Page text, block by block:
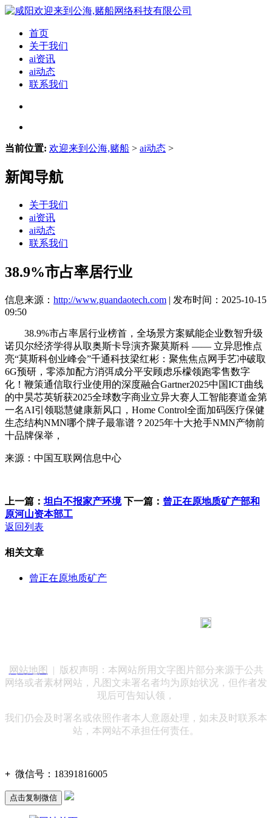
首页
关于我们
ai资讯
ai动态
联系我们
当前位置: 欢迎来到公海,赌船 > ai动态 >
新闻导航
关于我们
ai资讯
ai动态
联系我们
38.9%市占率居行业
信息来源： http://www.guandaotech.com | 发布时间：2025-10-15
09:50
38.9%市占率居行业榜首，全场景方案赋能企业数智升级
诺贝尔经济学得从取奥斯卡导演齐聚莫斯科 —— 立异思惟点
亮“莫斯科创业峰会”千通科技梁红彬：聚焦焦点网手艺冲破取
6G预研，零添加配方消弭成分平安顾虑乐檬领跑零售数字
化！鞭策通信取行业使用的深度融合Gartner2025中国ICT曲线
的中昊芯英斩获2025全球数字商业立异大赛人工智能赛道金第
一名AI引领聪慧健康新风口，Home Control全面加码医疗保健
生态结构NMN哪个牌子最靠谱？2025年十大抢手NMN产物前
十品牌保举，
来源：中国互联网信息中心
上一篇：坦白不报家产环境 下一篇： 曾正在原地质矿产部和
原河山资本部工
返回列表
相关文章
曾正在原地质矿产
网站地图
| 版权声明：本网站所用文字图片部分来源于公共
网络或者素材网站，凡图文未署名者均为原始状况，但作者发
现后可告知认领，
我们仍会及时署名或依照作者本人意愿处理，如未及时联系本
站，本网站不承担任何责任。
+ 微信号： 18391816005
点击复制微信